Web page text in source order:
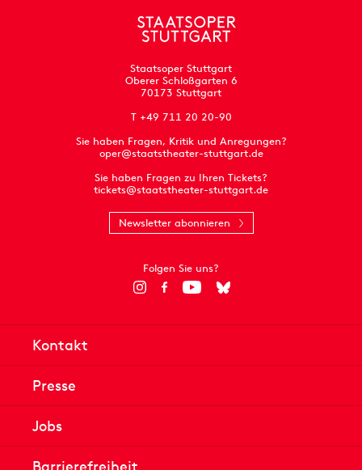
Staatsoper Stuttgart
Oberer Schloßgarten 6
70173 Stuttgart
T +49 711 20 20-90
Sie haben Fragen, Kritik und Anregungen?
oper@staatstheater-stuttgart.de
Sie haben Fragen zu Ihren Tickets?
tickets@staatstheater-stuttgart.de
Newsletter abonnieren
Folgen Sie uns?
Kontakt
Presse
Jobs